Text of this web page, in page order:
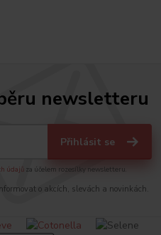
newsletteru
Přihlásit se
údajů za účelem rozesílky newsletteru.
o akcích, slevách a novinkách.